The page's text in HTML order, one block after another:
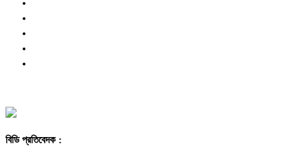
বিডি প্রতিবেদক :